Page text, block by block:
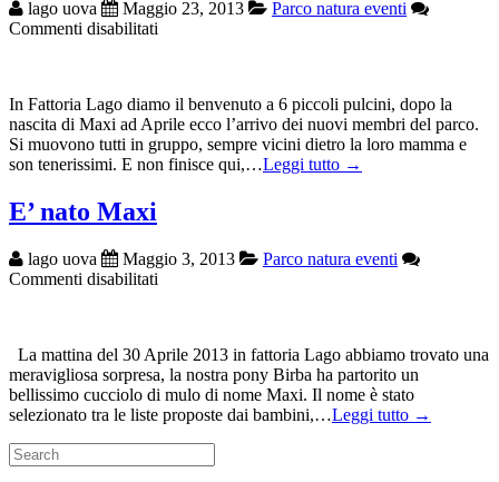
lago uova Maggio 23, 2013
Parco natura eventi
Commenti disabilitati
In Fattoria Lago diamo il benvenuto a 6 piccoli pulcini, dopo la
nascita di Maxi ad Aprile ecco l’arrivo dei nuovi membri del parco.
Si muovono tutti in gruppo, sempre vicini dietro la loro mamma e
son tenerissimi. E non finisce qui,…Leggi tutto →
E’ nato Maxi
lago uova Maggio 3, 2013
Parco natura eventi
Commenti disabilitati
La mattina del 30 Aprile 2013 in fattoria Lago abbiamo trovato una
meravigliosa sorpresa, la nostra pony Birba ha partorito un
bellissimo cucciolo di mulo di nome Maxi. Il nome è stato
selezionato tra le liste proposte dai bambini,…Leggi tutto →
Search
for: